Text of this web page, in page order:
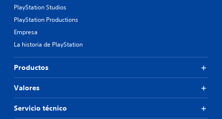
PlayStation Studios
PlayStation Productions
Empresa
La historia de PlayStation
Productos
Valores
Servicio técnico